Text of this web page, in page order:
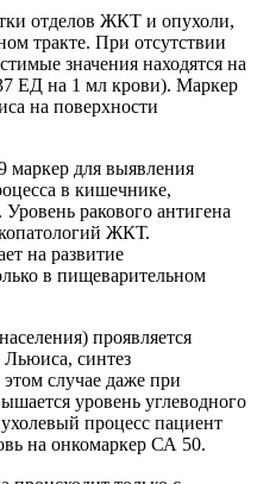
отделов ЖКТ и опухоли,
тракте. При отсутствии
значения находятся на
ЕД на 1 мл крови). Маркер
на поверхности
маркер для выявления
в кишечнике,
ракового антигена
ЖКТ.
на развитие
в пищеварительном
проявляется
Льюиса, синтез
случае даже при
уровень углеводного
процесс пациент
на онкомаркер СА 50.